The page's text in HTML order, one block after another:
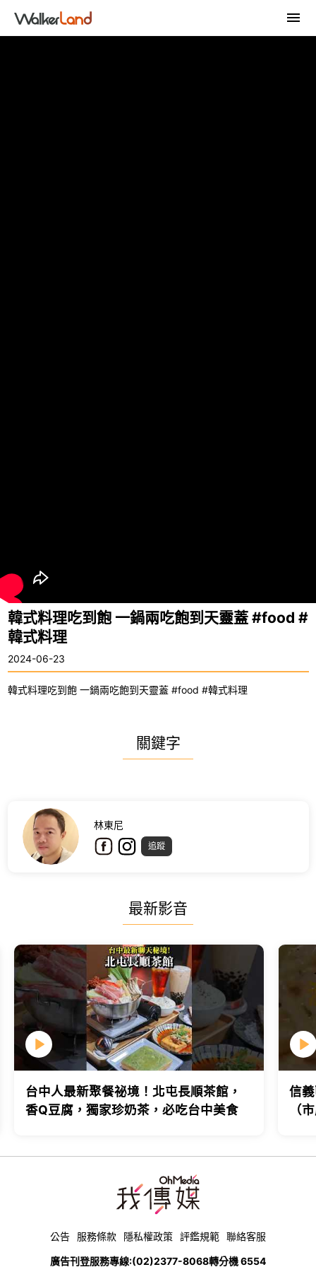
韓式料理吃到飽 一鍋兩吃飽到天靈蓋 #food #
韓式料理
2024-06-23
韓式料理吃到飽 一鍋兩吃飽到天靈蓋 #food #韓式料理
關鍵字
林東尼
追蹤
最新影音
台中人最新聚餐祕境！北屯長順茶館，
香Q豆腐，獨家珍奶茶，必吃台中美食
信
（
公告 服務條款 隱私權政策 評鑑規範 聯絡客服
廣告刊登服務專線:(02)2377-8068轉分機 6554